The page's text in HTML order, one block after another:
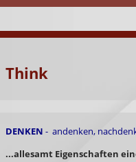
Think
DENKEN - andenken,
...allesamt Eigenschaften